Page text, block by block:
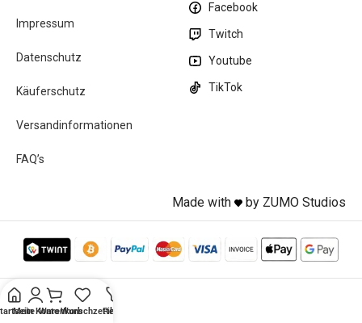
Impressum
Datenschutz
Käuferschutz
Versandinformationen
FAQ’s
Facebook
Twitch
Youtube
TikTok
Made with by ZUMO Studios
Mein KontoWarenkorbWunschzettel
Filter